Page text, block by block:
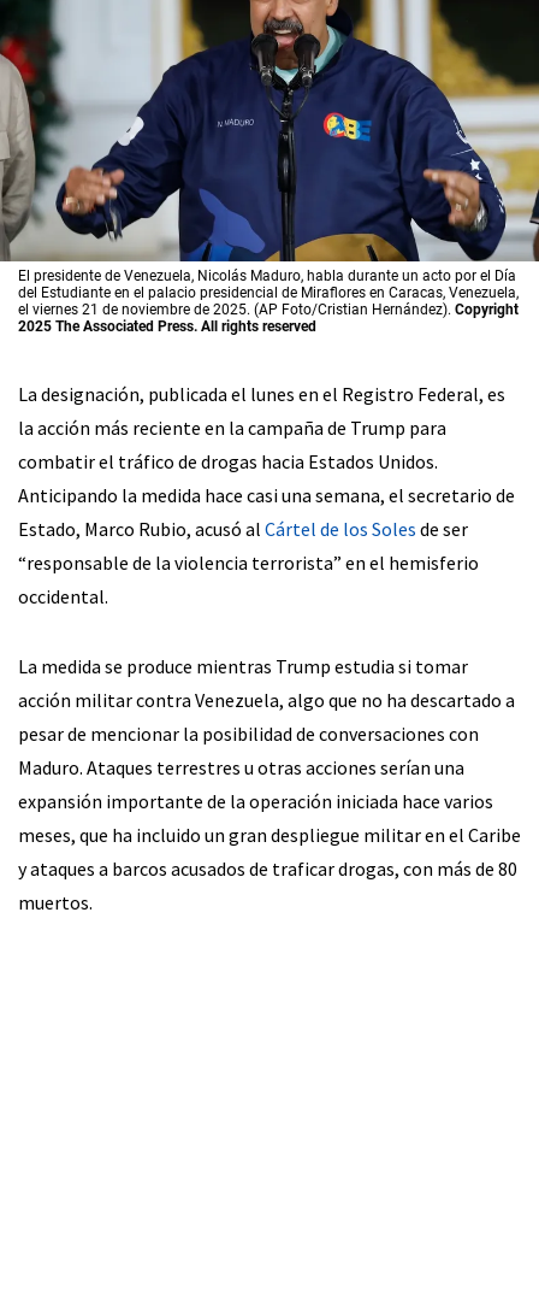
El presidente de Venezuela, Nicolás Maduro, habla durante un acto por el Día
del Estudiante en el palacio presidencial de Miraflores en Caracas, Venezuela,
el viernes 21 de noviembre de 2025. (AP Foto/Cristian Hernández). Copyright
2025 The Associated Press. All rights reserved
La designación, publicada el lunes en el Registro Federal, es
la acción más reciente en la campaña de Trump para
combatir el tráfico de drogas hacia Estados Unidos.
Anticipando la medida hace casi una semana, el secretario de
Estado, Marco Rubio, acusó al Cártel de los Soles de ser
“responsable de la violencia terrorista” en el hemisferio
occidental.
La medida se produce mientras Trump estudia si tomar
acción militar contra Venezuela, algo que no ha descartado a
pesar de mencionar la posibilidad de conversaciones con
Maduro. Ataques terrestres u otras acciones serían una
expansión importante de la operación iniciada hace varios
meses, que ha incluido un gran despliegue militar en el Caribe
y ataques a barcos acusados de traficar drogas, con más de 80
muertos.